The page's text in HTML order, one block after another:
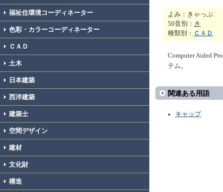
福祉住環境コーディネーター
色彩・カラーコーディネーター
ＣＡＤ
土木
日本建築
西洋建築
建築士
空間デザイン
建材
文化財
構造
よみ：きゃっぷ
50音別： き
種類別： ＣＡＤ
Computer Aided
テム。
関連ある用語
キャップ